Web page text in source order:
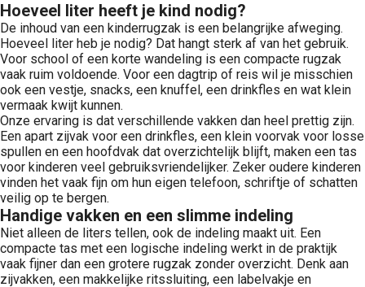
Hoeveel liter heeft je kind nodig?
De inhoud van een kinderrugzak is een belangrijke afweging.
Hoeveel liter heb je nodig? Dat hangt sterk af van het gebruik.
Voor school of een korte wandeling is een compacte rugzak
vaak ruim voldoende. Voor een dagtrip of reis wil je misschien
ook een vestje, snacks, een knuffel, een drinkfles en wat klein
vermaak kwijt kunnen.
Onze ervaring is dat verschillende vakken dan heel prettig zijn.
Een apart zijvak voor een drinkfles, een klein voorvak voor losse
spullen en een hoofdvak dat overzichtelijk blijft, maken een tas
voor kinderen veel gebruiksvriendelijker. Zeker oudere kinderen
vinden het vaak fijn om hun eigen telefoon, schriftje of schatten
veilig op te bergen.
Handige vakken en een slimme indeling
Niet alleen de liters tellen, ook de indeling maakt uit. Een
compacte tas met een logische indeling werkt in de praktijk
vaak fijner dan een grotere rugzak zonder overzicht. Denk aan
zijvakken, een makkelijke ritssluiting, een labelvakje en